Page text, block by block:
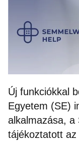
Új funkciókkal
Egyetem (SE)
alkalmazása, a
tájékoztatott az